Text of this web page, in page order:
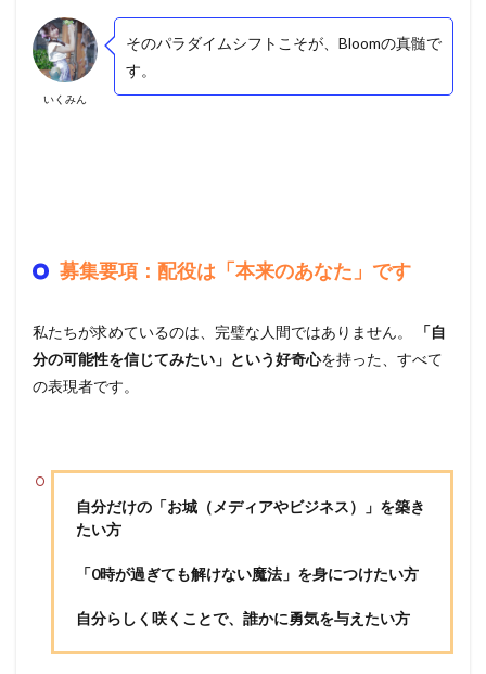
いくみん
そのパラダイムシフトこそが、Bloomの真髄で
す。
募集要項：配役は「本来のあなた」です
私たちが求めているのは、完璧な人間ではありません。
「自
分の可能性を信じてみたい」という好奇心を持った、すべて
の表現者です。
自分だけの「お城（メディアやビジネス）」を築き
たい方
「0時が過ぎても解けない魔法」を身につけたい方
自分らしく咲くことで、誰かに勇気を与えたい方